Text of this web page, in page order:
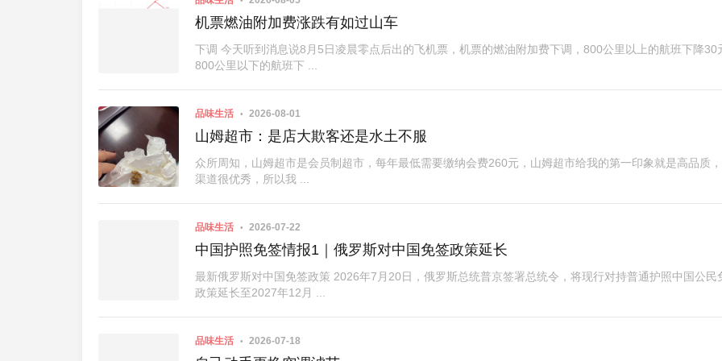
机票燃油附加费涨跌有如过山车
下调 今天听到消息说8月5日凌晨零点后出的飞机票，机票的燃油附加费下调，800公里以上的航班下降30
800公里以下的航班下 ...
品味生活 2026-08-01
山姆超市：是店大欺客还是水土不服
众所周知，山姆超市是会员制超市，每年最低需要缴纳会费260元，山姆超市给我的第一印象就是高品质
渠道很优秀，所以我 ...
品味生活 2026-07-22
中国护照免签情报1｜俄罗斯对中国免签政策延长
最新俄罗斯对中国免签政策 2026年7月20日，俄罗斯总统普京签署总统令，将现行对持普通护照中国公民
政策延长至2027年12月 ...
品味生活 2026-07-18